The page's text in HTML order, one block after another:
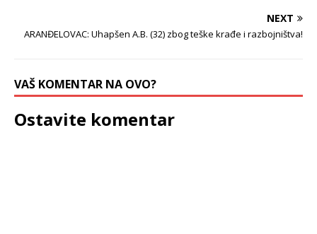
NEXT
ARANĐELOVAC: Uhapšen A.B. (32) zbog teške krađe i razbojništva!
VAŠ KOMENTAR NA OVO?
Ostavite komentar